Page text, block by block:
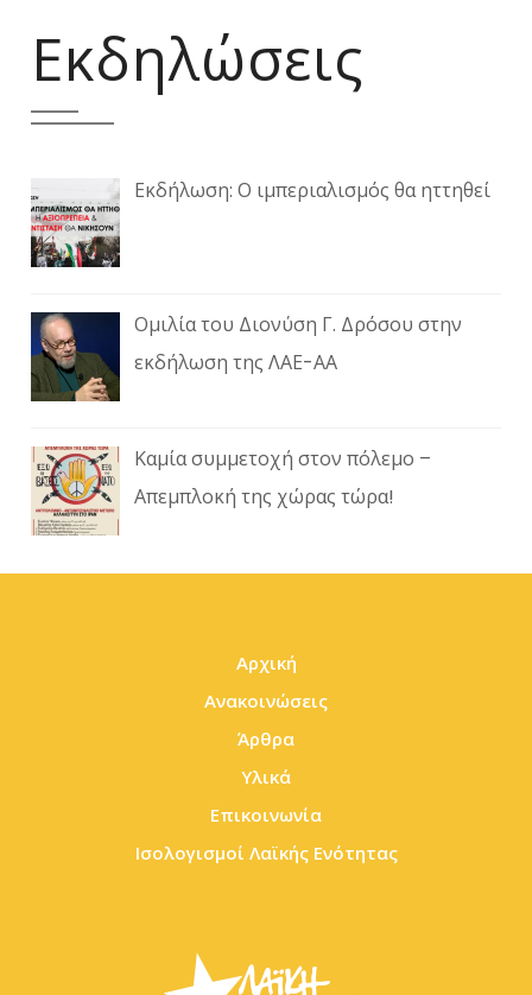
Εκδηλώσεις
Εκδήλωση: Ο ιμπεριαλισμός θα ηττηθεί
Ομιλία του Διονύση Γ. Δρόσου στην
εκδήλωση της ΛΑΕ-ΑΑ
Καμία συμμετοχή στον πόλεμο –
Απεμπλοκή της χώρας τώρα!
Αρχική
Ανακοινώσεις
Άρθρα
Υλικά
Επικοινωνία
Ισολογισμοί Λαϊκής Ενότητας